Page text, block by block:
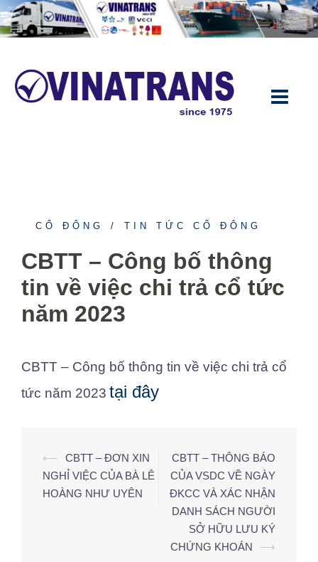
Chuyển
đến
CỔ ĐÔNG TIN TỨC CỔ ĐÔNG
CBTT – Công bố thông
tin về việc chi trả cổ tức
năm 2023
CBTT – Công bố thông tin về việc chi trả cổ
tức năm 2023 tại đây
Điều
hướng
⟵
CBTT – ĐƠN XIN
NGHỈ VIỆC CỦA BÀ LÊ
HOÀNG NHƯ UYÊN
CBTT – THÔNG BÁO
CỦA VSDC VỀ NGÀY
ĐKCC VÀ XÁC NHẬN
DANH SÁCH NGƯỜI
SỞ HỮU LƯU KÝ
CHỨNG KHOÁN
⟶